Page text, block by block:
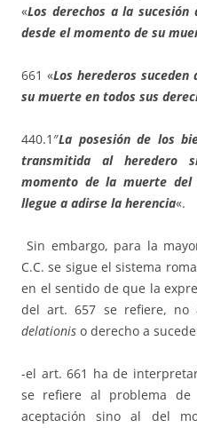
«Los derechos a la
desde el momento de su
661 «Los herederos
su muerte en todos sus
440.1″La posesión de los
transmitida al heredero
momento de la muerte del
llegue a adirse la herencia«.
Sin embargo, para la
C.C. se sigue el sistema
en el sentido de que la
del art. 657 se refiere, no
delationis o derecho a
-el art. 661 ha de
se refiere al problema
aceptación sino al del